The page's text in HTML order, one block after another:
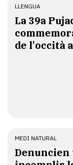
LLENGUA
​La 39a
de l'occità
MEDI NATURAL
Denuncien